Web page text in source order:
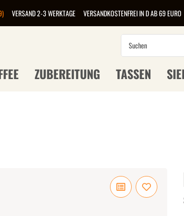
VERSAND 2-3 WERKTAGE VERSANDKOSTENFREI IN D AB 69 EURO
ZUBEREITUNG TASSEN